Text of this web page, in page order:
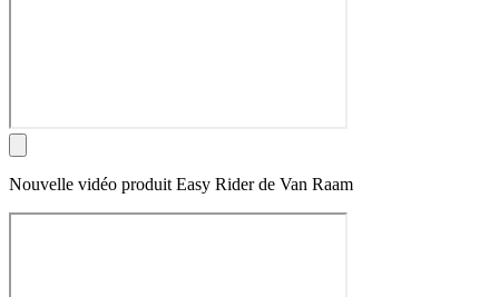
Nouvelle vidéo produit Easy Rider de Van Raam